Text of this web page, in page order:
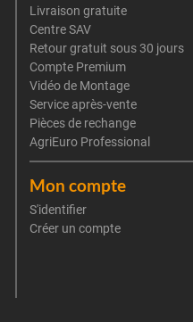
Livraison gratuite
Centre SAV
Retour gratuit sous 30 jours
Compte Premium
Vidéo de Montage
Service après-vente
Pièces de rechange
AgriEuro Professional
Mon compte
S'identifier
Créer un compte